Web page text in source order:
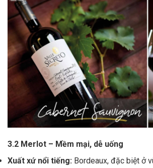
3.2 Merlot – Mềm mại, dễ uống
Xuất xứ nổi tiếng: Bordeaux, đặc biệt ở